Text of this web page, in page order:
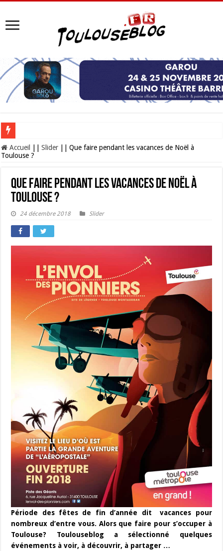
Les Nocturnes de la Cité de l’espace 2026 : l’événement incontournable de
Accueil Slider
Que faire pendant les vacances de Noël à
Toulouse ?
Que faire pendant les vacances de Noël à
Toulouse ?
24 décembre 2018 Slider
Période des fêtes de fin d’année dit vacances pour
nombreux d’entre vous. Alors que faire pour s’occuper à
Toulouse? Toulouseblog a sélectionné quelques
événements à voir, à découvrir, à partager …